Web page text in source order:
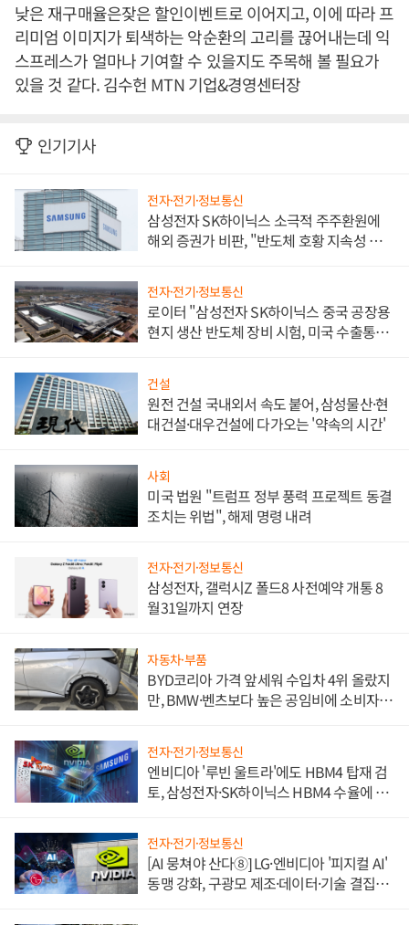
낮은 재구매율은잦은 할인이벤트로 이어지고, 이에 따라 프
리미엄 이미지가 퇴색하는 악순환의 고리를 끊어내는데 익
스프레스가 얼마나 기여할 수 있을지도 주목해 볼 필요가
있을 것 같다. 김수헌 MTN 기업&경영센터장
인기기사
전자·전기·정보통신
삼성전자 SK하이닉스 소극적 주주환원에
해외 증권가 비판, "반도체 호황 지속성 의
전자·전기·정보통신
로이터 "삼성전자 SK하이닉스 중국 공장용
현지 생산 반도체 장비 시험, 미국 수출통제
건설
원전 건설 국내외서 속도 붙어, 삼성물산·현
대건설·대우건설에 다가오는 '약속의 시간'
사회
미국 법원 "트럼프 정부 풍력 프로젝트 동결
조치는 위법", 해제 명령 내려
전자·전기·정보통신
삼성전자, 갤럭시Z 폴드8 사전예약 개통 8
월31일까지 연장
자동차·부품
BYD코리아 가격 앞세워 수입차 4위 올랐지
만, BMW·벤츠보다 높은 공임비에 소비자
전자·전기·정보통신
엔비디아 '루빈 울트라'에도 HBM4 탑재 검
토, 삼성전자·SK하이닉스 HBM4 수율에 주
전자·전기·정보통신
[AI 뭉쳐야 산다⑧] LG·엔비디아 '피지컬 AI'
동맹 강화, 구광모 제조·데이터·기술 결집